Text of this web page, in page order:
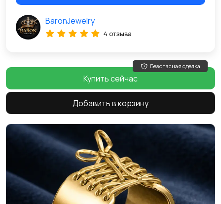
BaronJewelry
4 отзыва
Безопасная сделка
Купить сейчас
Добавить в корзину